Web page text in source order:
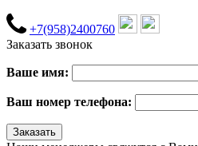
+7(958)2400760
Заказать звонок
Ваше имя:
Ваш номер телефона: